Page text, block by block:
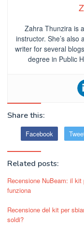
Zahra Thunzira is
instructor. She’s
writer for several
degree in Public
Share this:
Facebook
Related posts:
Recensione NuBeam: il
funziona
Recensione del kit per
soldi?